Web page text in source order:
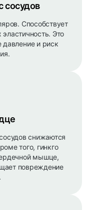
сосудов
Способствует
Это
давление и риск
снижаются
того, гинкго
мышце,
повреждение